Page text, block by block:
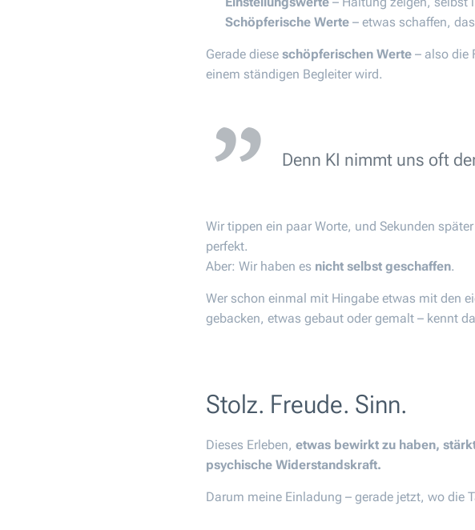
Schöpferische Werte – etwas schaffen,
Gerade diese schöpferischen Werte – also die
einem ständigen Begleiter wird.
Denn KI nimmt uns oft
Wir tippen ein paar Worte, und Sekunden
perfekt.
Aber: Wir haben es nicht selbst geschaffen.
Wer schon einmal mit Hingabe etwas mit den
gebacken, etwas gebaut oder gemalt – kennt
Stolz. Freude. Sinn.
Dieses Erleben, etwas bewirkt zu haben,
psychische Widerstandskraft.
Darum meine Einladung – gerade jetzt, wo die